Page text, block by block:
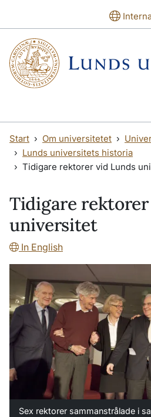
Start Om universitetet
Lunds universitets historia
Tidigare rektorer vid Lunds
Tidigare
universitet
In English
Sex rektorer sammanstrålade i